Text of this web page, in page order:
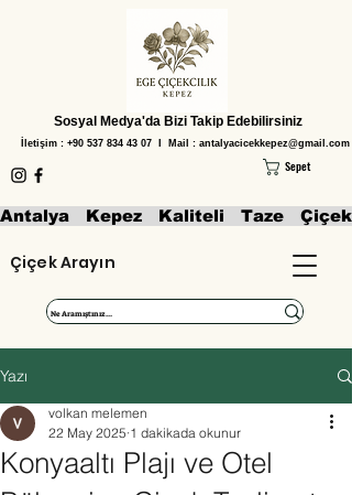
Sepet
Çiçek Arayın
İletişim : +90 537 834 43 07 I Mail : antalyacicekkepez@gmail.com
Antalya   Kepez   Kaliteli   Taze
Sosyal Medya'da Bizi Takip Edebilirsiniz
Yazı
Konyaaltı Plajı ve Otel
volkan melemen
22 May 2025 1 dakikada okunur